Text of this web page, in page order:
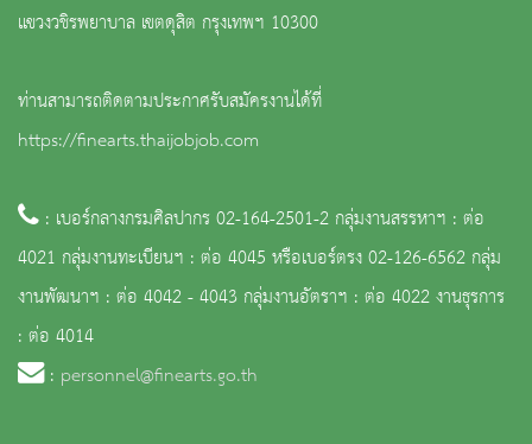
แขวงวชิรพยาบาล เขตดุสิต กรุงเทพฯ 10300
ท่านสามารถติดตามประกาศรับสมัครงานได้ที่
https://finearts.thaijobjob.com
: เบอร์กลางกรมศิลปากร 02-164-2501-2 กลุ่มงานสรรหาฯ : ต่อ
4021 กลุ่มงานทะเบียนฯ : ต่อ 4045 หรือเบอร์ตรง 02-126-6562 กลุ่ม
งานพัฒนาฯ : ต่อ 4042 - 4043 กลุ่มงานอัตราฯ : ต่อ 4022 งานธุรการ
: ต่อ 4014
: personnel@finearts.go.th